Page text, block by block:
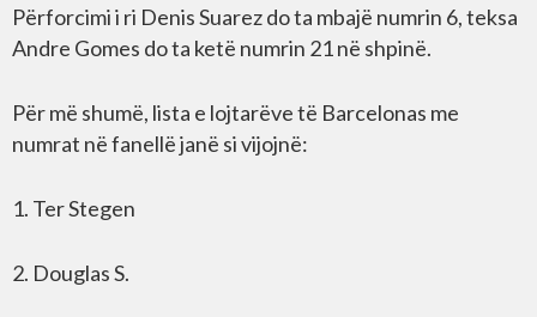
Përforcimi i ri Denis Suarez do ta mbajë numrin 6, teksa
Andre Gomes do ta ketë numrin 21 në shpinë.
Për më shumë, lista e lojtarëve të Barcelonas me
numrat në fanellë janë si vijojnë:
1. Ter Stegen
2. Douglas S.